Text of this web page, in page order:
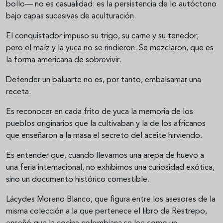
bollo— no es casualidad: es la persistencia de lo autóctono
bajo capas sucesivas de aculturación.
El conquistador impuso su trigo, su carne y su tenedor;
pero el maíz y la yuca no se rindieron. Se mezclaron, que es
la forma americana de sobrevivir.
Defender un baluarte no es, por tanto, embalsamar una
receta.
Es reconocer en cada frito de yuca la memoria de los
pueblos originarios que la cultivaban y la de los africanos
que enseñaron a la masa el secreto del aceite hirviendo.
Es entender que, cuando llevamos una arepa de huevo a
una feria internacional, no exhibimos una curiosidad exótica,
sino un documento histórico comestible.
Lácydes Moreno Blanco, que figura entre los asesores de la
misma colección a la que pertenece el libro de Restrepo,